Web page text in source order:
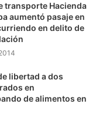
transporte Hacienda
aumentó pasaje en
en delito de
libertad a dos
en
de alimentos en